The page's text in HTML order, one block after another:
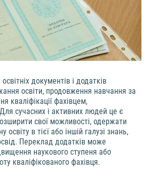
документів і додатків
освіти, продовження навчання за
кваліфікації фахівцем,
сучасних і активних людей це є
свої можливості, одержати
освіту в тієї або іншій галузі знань,
Переклад додатків може
наукового ступеня або
кваліфікованого фахівця.